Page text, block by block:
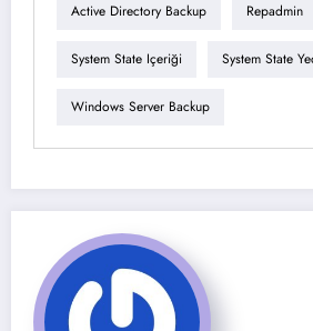
Active Directory Backup Repadmin
System State Içeriği System State
Windows Server Backup